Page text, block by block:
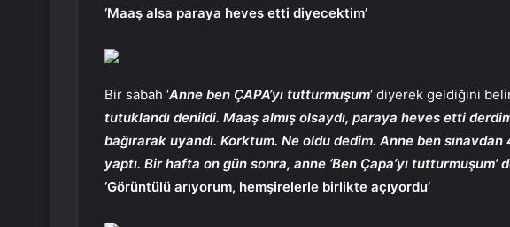
‘Maaş alsa paraya heves etti diyecektim’
Bir sabah ‘Anne ben ÇAPA’yı tutturmuşum‘ diyerek geldiğini
tutuklandı denildi. Maaş almış olsaydı, paraya heves etti
bağırarak uyandı. Korktum. Ne oldu dedim. Anne ben
yaptı. Bir hafta on gün sonra, anne ‘Ben Çapa’yı tutturmuşum’
‘Görüntülü arıyorum, hemşirelerle birlikte açıyordu’